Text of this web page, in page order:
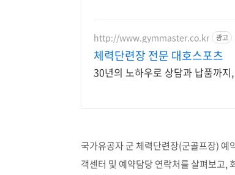
http://www.gymmaster.co.kr 광고
체력단련장 전문 대호스포츠
30년의 노하우로 상담과 납품까
국가유공자 군 체력단련장(군골프장) 예
객센터 및 예약담당 연락처를 살펴보고,